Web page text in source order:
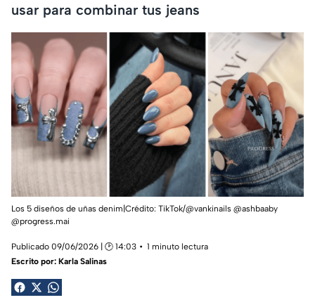
usar para combinar tus jeans
Los 5 diseños de uñas denim|Crédito: TikTok/@vankinails @ashbaaby
@progress.mai
Publicado 09/06/2026 | 🕑 14:03
1 minuto lectura
Escrito por: Karla Salinas